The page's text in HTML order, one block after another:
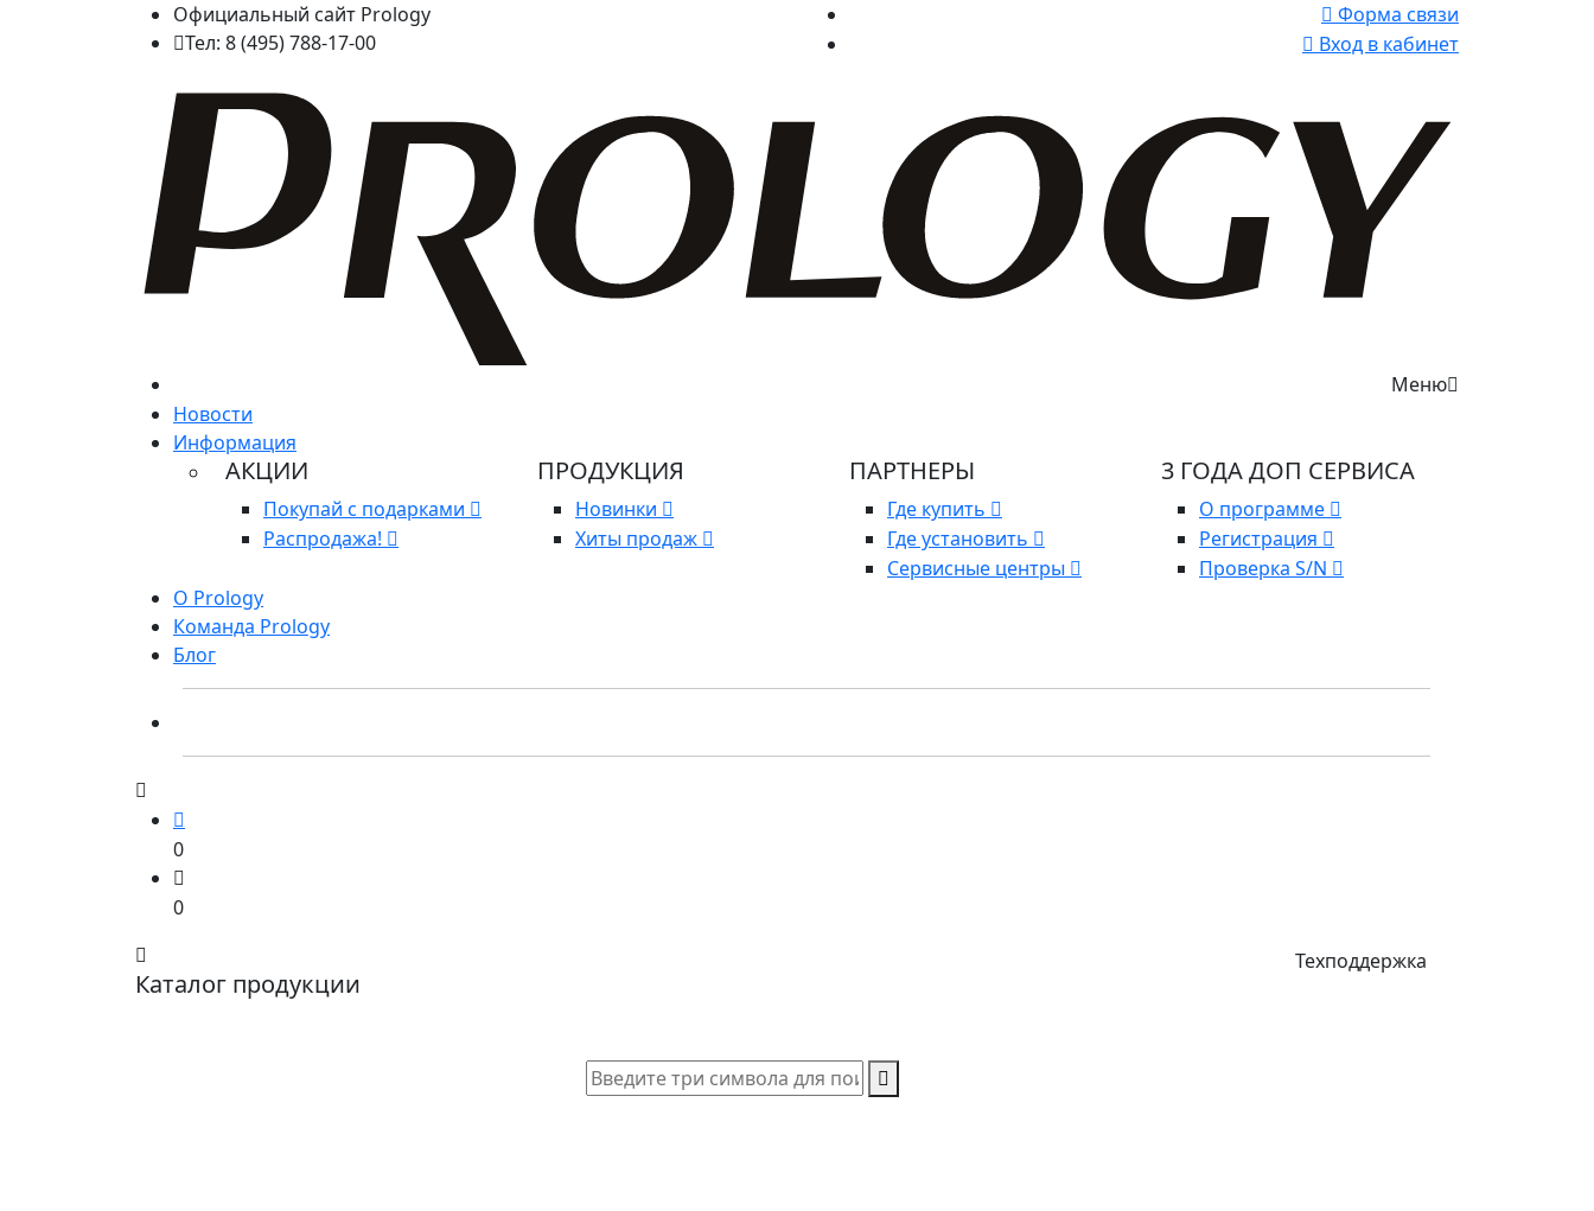
Официальный сайт Prology
Тел: 8 (495) 788-17-00
Форма связи
Вход в кабинет
Меню
Новости
Информация
АКЦИИ
Покупай с подарками
Распродажа!
ПРОДУКЦИЯ
Новинки
Хиты продаж
ПАРТНЕРЫ
Где купить
Где установить
Сервисные центры
3 ГОДА ДОП СЕРВИСА
О программе
Регистрация
Проверка S/N
О Prology
Команда Prology
Блог
0
0
Каталог продукции
Техподдержка